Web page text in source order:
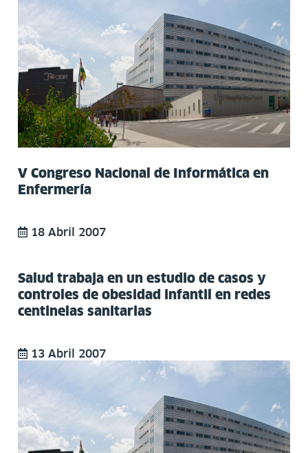
V Congreso Nacional de Informática en
Enfermería
18 Abril 2007
Salud trabaja en un estudio de casos y
controles de obesidad infantil en redes
centinelas sanitarias
13 Abril 2007